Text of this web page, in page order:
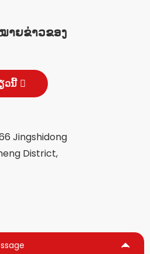
າຍຂ່າວຂອງ
ວນີ້
Jingshidong
District,